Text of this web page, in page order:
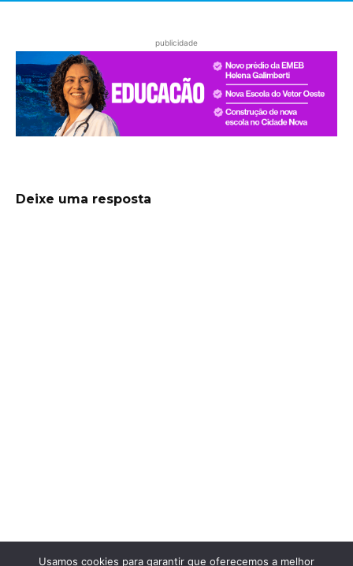
publicidade
Deixe uma resposta
Usamos cookies para garantir que oferecemos a melhor